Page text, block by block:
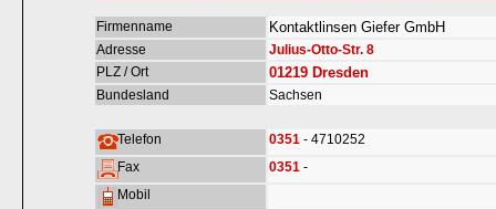
Firmenname Kontaktlinsen Giefer GmbH
Adresse
Julius-Otto-Str. 8
PLZ / Ort
01219 Dresden
Bundesland Sachsen
Telefon 0351 - 4710252
Fax
0351 -
Mobil